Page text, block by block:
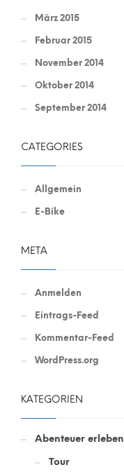
März 2015
Februar 2015
November 2014
Oktober 2014
September 2014
CATEGORIES
Allgemein
E-Bike
META
Anmelden
Eintrags-Feed
Kommentar-Feed
WordPress.org
KATEGORIEN
Abenteuer erleben
Tour